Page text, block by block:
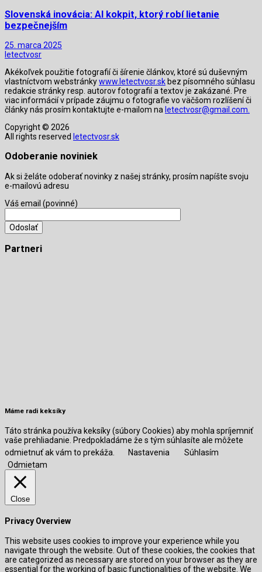
Slovenská inovácia: AI kokpit, ktorý robí lietanie
bezpečnejším
25. marca 2025
letectvosr
Akékoľvek použitie fotografií či šírenie článkov, ktoré sú duševným
vlastníctvom webstránkywww.letectvosr.sk bez písomného súhlasu
redakcie stránky resp. autorov fotografií a textov je zakázané. Pre
viac informácií v prípade záujmu o fotografie vo väčšom rozlíšení či
články nás prosím kontaktujte e-mailom na letectvosr@gmail.com.
Copyright © 2026
All rights reserved letectvosr.sk
Odoberanie noviniek
Ak si želáte odoberať novinky z našej stránky, prosím napíšte svoju
e-mailovú adresu
Váš email (povinné)
Partneri
Máme radi keksíky
Táto stránka používa keksíky (súbory Cookies) aby mohla spríjemniť
vaše prehliadanie. Predpokladáme že s tým súhlasíte ale môžete
odmietnuť ak vám to prekáža.
Nastavenia
Súhlasím
Odmietam
Close
Privacy Overview
This website uses cookies to improve your experience while you
navigate through the website. Out of these cookies, the cookies that
are categorized as necessary are stored on your browser as they are
essential for the working of basic functionalities of the website. We